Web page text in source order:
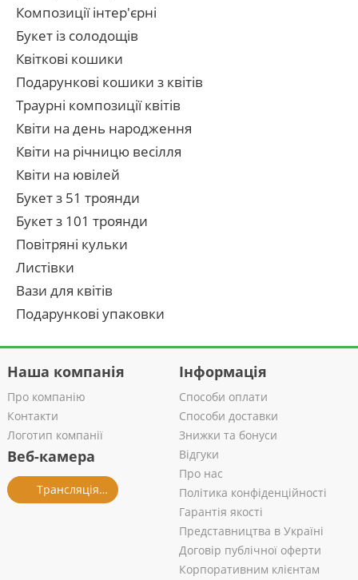
Композиції інтер'єрні
Букет із солодощів
Квіткові кошики
Подарункові кошики з квітів
Траурні композиції квітів
Квіти на день народження
Квіти на річницю весілля
Квіти на ювілей
Букет з 51 троянди
Букет з 101 троянди
Повітряні кульки
Листівки
Вази для квітів
Подарункові упаковки
Наша компанія
Про компанію
Контакти
Логотип компанії
Веб-камера
Трансляція із салону
Інформація
Способи оплати
Способи доставки
Знижки та бонуси
Відгуки
Про нас
Політика конфіденційності
Гарантія якості
Представництва в Україні
Договір публічної оферти
Корпоративним клієнтам